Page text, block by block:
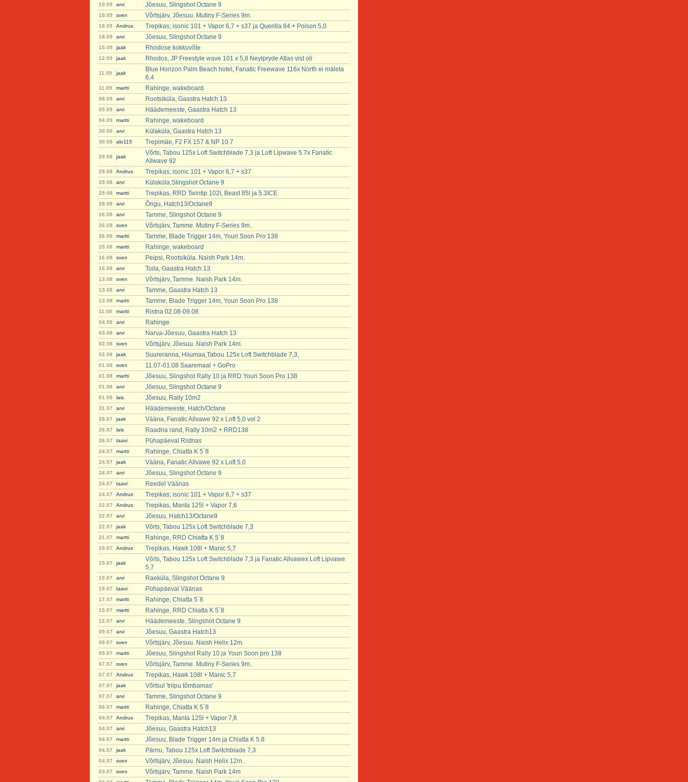
19.09 arvi Jõesuu, Slingshot Octane 9
18.09 sven Võrtsjärv, Jõesuu. Mutiny F-Series 9m.
18.09 Andrus Trepikas; isonic 101 + Vapor 6,7 + s37 ja Querilla 84 + Poison 5,0
18.09 arvi Jõesuu, Slingshot Octane 9
15.09 jaak Rhodose kokkuvõte
12.09 jaak Rhodos, JP Freestyle wave 101 x 5,8 Neylpryde Atlas vist oli
11.09 jaak
Blue Horizon Palm Beach hotel, Fanatic Freewave 116x North ei mäleta
6,4
11.09 martti Rahinge, wakeboard
08.09 arvi Rootsiküla, Gaastra Hatch 13
05.09 arvi Häädemeeste, Gaastra Hatch 13
04.09 martti Rahinge, wakeboard
30.08 arvi Külaküla, Gaastra Hatch 13
30.08 alo115 Trepimäe, F2 FX 157 & NP 10.7
29.08 jaak
Võrts, Tabou 125x Loft Switchblade 7,3 ja Loft Lipwave 5.7x Fanatic
Allwave 92
29.08 Andrus Trepikas; isonic 101 + Vapor 6,7 + s37
29.08 arvi Külaküla,Slingshot Octane 9
29.08 martti Trepikas, RRD Twintip 102l, Beast 85l ja 5.3ICE
28.08 arvi Õngu, Hatch13/Octane9
26.08 arvi Tamme, Slingshot Octane 9
26.08 sven Võrtsjärv, Tamme. Mutiny F-Series 9m.
26.08 martti Tamme, Blade Trigger 14m, Youri Soon Pro 138
25.08 martti Rahinge, wakeboard
16.08 sven Peipsi, Rootsiküla. Naish Park 14m.
16.08 arvi Toila, Gaastra Hatch 13
13.08 sven Võrtsjärv, Tamme. Naish Park 14m.
13.08 arvi Tamme, Gaastra Hatch 13
13.08 martti Tamme, Blade Trigger 14m, Youri Soon Pro 138
11.08 martti Ristna 02.08-09.08
04.08 arvi Rahinge
03.08 arvi Narva-Jõesuu, Gaastra Hatch 13
02.08 sven Võrtsjärv, Jõesuu. Naish Park 14m.
02.08 jaak Suureranna, Hiiumaa,Tabou 125x Loft Switchblade 7,3,
01.08 sven 11.07-01.08 Saaremaal + GoPro
01.08 martti Jõesuu, Slingshot Rally 10 ja RRD Youri Soon Pro 138
01.08 arvi Jõesuu, Slingshot Octane 9
01.08 lais Jõesuu, Rally 10m2
31.07 arvi Häädemeeste, Hatch/Octane
28.07 jaak Vääna, Fanatic Allvawe 92 x Loft 5,0 vol 2
26.07 lais Raadna rand, Rally 10m2 + RRD138
26.07 taavi Pühapäeval Ristnas
24.07 martti Rahinge, Chiatta K 5`8
24.07 jaak Vääna, Fanatic Allvawe 92 x Loft 5,0
24.07 arvi Jõesuu, Slingshot Octane 9
24.07 taavi Reedel Väänas
24.07 Andrus Trepikas; isonic 101 + Vapor 6,7 + s37
22.07 Andrus Trepikas, Manta 125l + Vapor 7,6
22.07 arvi Jõesuu, Hatch13/Octane9
22.07 jaak Võrts, Tabou 125x Loft Switchblade 7,3
21.07 martti Rahinge, RRD Chiatta K 5`8
19.07 Andrus Trepikas, Hawk 108l + Manic 5,7
19.07 jaak
Võrts, Tabou 125x Loft Switchblade 7,3 ja Fanatic Allvawex Loft Lipvawe
5,7
19.07 arvi Raeküla, Slingshot Octane 9
19.07 taavi Pühapäeval Väänas
17.07 martti Rahinge, Chiatta 5`8
15.07 martti Rahinge, RRD Chiatta K 5`8
12.07 arvi Häädemeeste, Slingshot Octane 9
09.07 arvi Jõesuu, Gaastra Hatch13
09.07 sven Võrtsjärv, Jõesuu. Naish Helix 12m.
09.07 martti Jõesuu, Slingshot Rally 10 ja Youri Soon pro 138
07.07 sven Võrtsjärv, Tamme. Mutiny F-Series 9m.
07.07 Andrus Trepikas, Hawk 108l + Manic 5,7
07.07 jaak Võrtsul 'triipu tõmbamas'
07.07 arvi Tamme, Slingshot Octane 9
06.07 martti Rahinge, Chiatta K 5`8
04.07 Andrus Trepikas, Manta 125l + Vapor 7,6
04.07 arvi Jõesuu, Gaastra Hatch13
04.07 martti Jõesuu, Blade Trigger 14m ja Chiatta K 5.8
04.07 jaak Pärnu, Tabou 125x Loft Switchblade 7,3
04.07 sven Võrtsjärv, Jõesuu. Naish Helix 12m.
03.07 sven Võrtsjärv, Tamme. Naish Park 14m